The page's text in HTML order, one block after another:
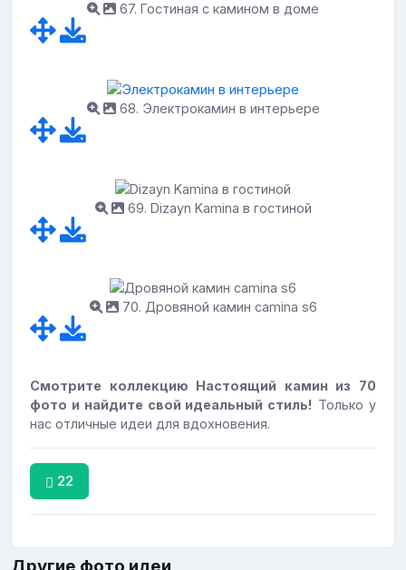
67. Гостиная с камином в доме
68. Электрокамин в интерьере
69. Dizayn Kamina в гостиной
70. Дровяной камин camina s6
Смотрите коллекцию Настоящий камин из 70
фото и найдите свой идеальный стиль! Только у
нас отличные идеи для вдохновения.
22